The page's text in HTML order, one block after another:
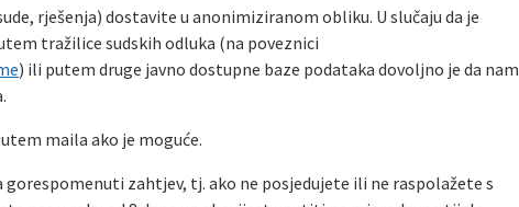
rješenja) dostavite u anonimiziranom obliku. U slučaju da je
tražilice sudskih odluka (na poveznici
) ili putem druge javno dostupne baze podataka dovoljno je da nam
maila ako je moguće.
zahtjev, tj. ako ne posjedujete ili ne raspolažete s